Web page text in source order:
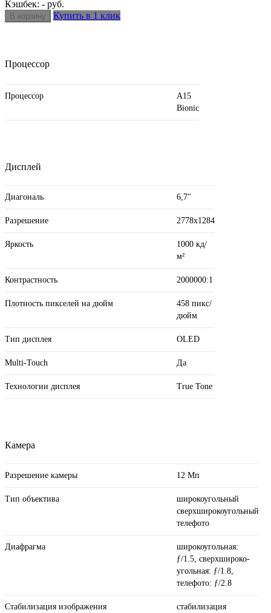
Кэшбек: - руб.
Купить в 1 клик
Процессор
Процессор
A15
Bionic
Дисплей
Диагональ 6,7"
Разрешение 2778x1284
Яркость
1000 кд/
м²
Контрастность 2000000:1
Плотность пикселей на дюйм
458 пикс/
дюйм
Тип дисплея OLED
Multi-Touch Да
Технологии дисплея True Tone
Камера
Разрешение камеры 12 Мп
Тип объектива
широкоугольный
сверхширокоугольный
телефото
Диафрагма
широкоугольная:
ƒ/1.5, сверхшироко­
угольная: ƒ/1.8,
телефото: ƒ/2.8
Стабилизация изображения
стабилизация